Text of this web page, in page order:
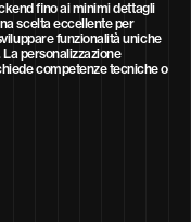
fino ai minimi dettagli
scelta eccellente per
funzionalità uniche
personalizzazione
competenze tecniche o